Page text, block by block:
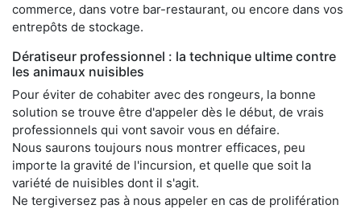
commerce, dans votre bar-restaurant, ou encore dans vos
entrepôts de stockage.
Dératiseur professionnel : la technique ultime contre
les animaux nuisibles
Pour éviter de cohabiter avec des rongeurs, la bonne
solution se trouve être d'appeler dès le début, de vrais
professionnels qui vont savoir vous en défaire.
Nous saurons toujours nous montrer efficaces, peu
importe la gravité de l'incursion, et quelle que soit la
variété de nuisibles dont il s'agit.
Ne tergiversez pas à nous appeler en cas de prolifération